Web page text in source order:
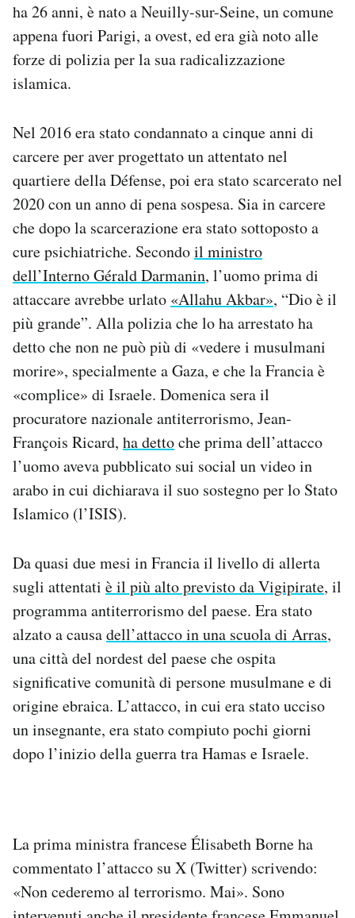
ha 26 anni, è nato a Neuilly-sur-Seine, un comune
appena fuori Parigi, a ovest, ed era già noto alle
forze di polizia per la sua radicalizzazione
islamica.
Nel 2016 era stato condannato a cinque anni di
carcere per aver progettato un attentato nel
quartiere della Défense, poi era stato scarcerato nel
2020 con un anno di pena sospesa. Sia in carcere
che dopo la scarcerazione era stato sottoposto a
cure psichiatriche. Secondoil ministro
dell’Interno Gérald Darmanin, l’uomo prima di
attaccare avrebbe urlato «Allahu Akbar», “Dio è il
più grande”. Alla polizia che lo ha arrestato ha
detto che non ne può più di «vedere i musulmani
morire», specialmente a Gaza, e che la Francia è
«complice» di Israele. Domenica sera il
procuratore nazionale antiterrorismo, Jean-
François Ricard, ha dettoche prima dell’attacco
l’uomo aveva pubblicato sui social un video in
arabo in cui dichiarava il suo sostegno per lo Stato
Islamico (l’ISIS).
Da quasi due mesi in Francia il livello di allerta
sugli attentati è il più alto previsto da Vigipirate, il
programma antiterrorismo del paese. Era stato
alzato a causadell’attacco in una scuola di Arras,
una città del nordest del paese che ospita
significative comunità di persone musulmane e di
origine ebraica. L’attacco, in cui era stato ucciso
un insegnante, era stato compiuto pochi giorni
dopo l’inizio della guerra tra Hamas e Israele.
La prima ministra francese Élisabeth Borne ha
commentato l’attacco su X (Twitter) scrivendo:
«Non cederemo al terrorismo. Mai». Sono